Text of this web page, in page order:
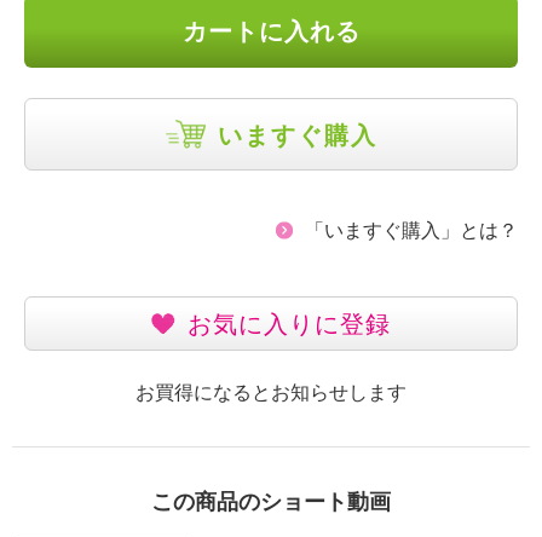
カートに入れる
いますぐ購入
「いますぐ購入」とは？
お気に入りに登録
お買得になるとお知らせします
この商品のショート動画